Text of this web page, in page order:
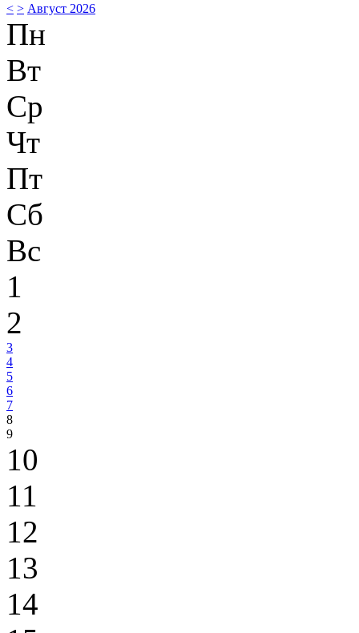
< > Август 2026
Пн
Вт
Ср
Чт
Пт
Сб
Вс
1
2
3
4
5
6
7
8
9
10
11
12
13
14